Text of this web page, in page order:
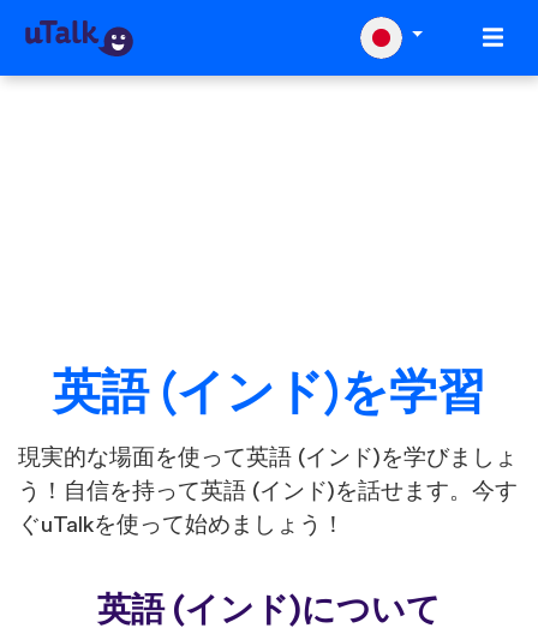
英語 (インド)を学習
現実的な場面を使って英語 (インド)を学びましょ
う！自信を持って英語 (インド)を話せます。今す
ぐuTalkを使って始めましょう！
英語 (インド)について